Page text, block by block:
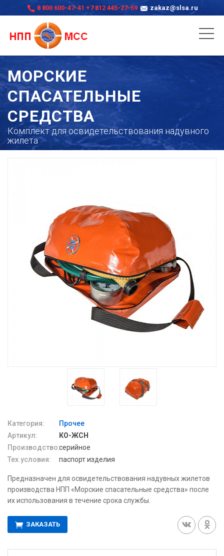
8 800 600-47-41 +7 812 445-27-59 zakaz@slsa.ru
МОРСКИЕ
СПАСАТЕЛЬНЫЕ
СРЕДСТВА
Комплект для освидетельствования надувного
жилета
Категория:
Прочее
Артикул:
КО-ЖСН
Производство:серийное
Тех.условия:
паспорт изделия
Предназначен для освидетельствования надувных жилетов
производства НПП «Морские спасательные средства» после
их использования в течение срока службы.
ЗАКАЗАТЬ